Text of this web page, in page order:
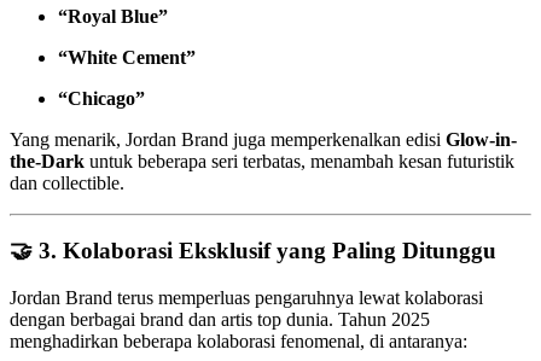
“Royal Blue”
“White Cement”
“Chicago”
Yang menarik, Jordan Brand juga memperkenalkan edisi Glow-in-
the-Dark untuk beberapa seri terbatas, menambah kesan futuristik
dan collectible.
🤝 3. Kolaborasi Eksklusif yang Paling Ditunggu
Jordan Brand terus memperluas pengaruhnya lewat kolaborasi
dengan berbagai brand dan artis top dunia. Tahun 2025
menghadirkan beberapa kolaborasi fenomenal, di antaranya: